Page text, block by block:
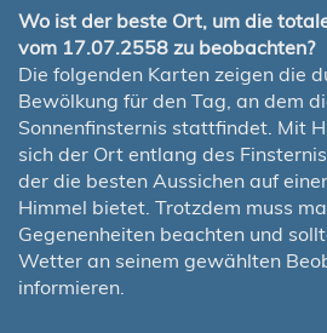
Wo ist der beste Ort, um die
vom 17.07.2558 zu beobachten?
Die folgenden Karten zeigen die
Bewölkung für den Tag, an dem
Sonnenfinsternis stattfindet. Mit
sich der Ort entlang des
der die besten Aussichen auf
Himmel bietet. Trotzdem muss
Gegenenheiten beachten und
Wetter an seinem gewählten
informieren.